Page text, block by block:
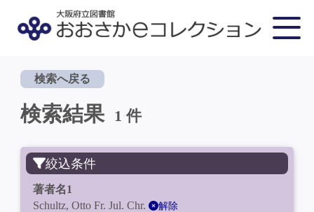
検索へ戻る
検索結果 1 件
絞込条件
著者名1
Schultz, Otto Fr. Jul. Chr.
解除